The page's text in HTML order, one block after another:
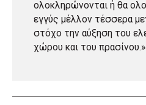
ολοκληρώνονται ή θα
εγγύς μέλλον τέσσερα
στόχο την αύξηση του
χώρου και του πρασίνου.»